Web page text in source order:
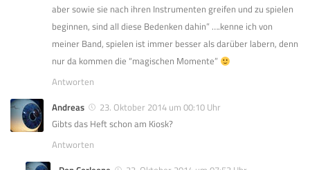
aber sowie sie nach ihren Instrumenten greifen und zu spielen
beginnen, sind all diese Bedenken dahin” ….kenne ich von
meiner Band, spielen ist immer besser als darüber labern, denn
nur da kommen die “magischen Momente”
Antworten
Andreas
23. Oktober 2014 um 00:10 Uhr
Gibts das Heft schon am Kiosk?
Antworten